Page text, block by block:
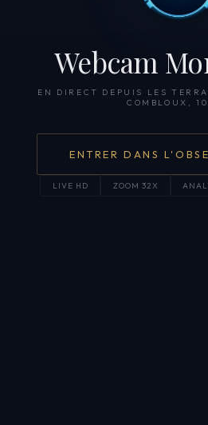
Webcam
EN DIRECT DEPUIS LES
COMBLOUX,
ENTRER DANS
LIVE HD ZOOM 32X